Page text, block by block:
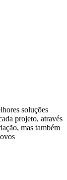
soluções
projeto, através
mas também